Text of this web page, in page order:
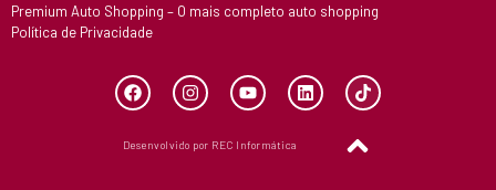
Premium Auto Shopping – O mais completo auto shopping
Política de Privacidade
Desenvolvido por REC Informática